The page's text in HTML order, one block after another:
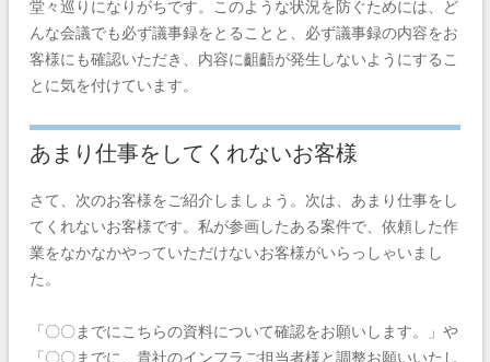
堂々巡りになりがちです。このような状況を防ぐためには、ど
んな会議でも必ず議事録をとることと、必ず議事録の内容をお
客様にも確認いただき、内容に齟齬が発生しないようにするこ
とに気を付けています。
あまり仕事をしてくれないお客様
さて、次のお客様をご紹介しましょう。次は、あまり仕事をし
てくれないお客様です。私が参画したある案件で、依頼した作
業をなかなかやっていただけないお客様がいらっしゃいまし
た。
「〇〇までにこちらの資料について確認をお願いします。」や
「〇〇までに、貴社のインフラご担当者様と調整お願いいたし